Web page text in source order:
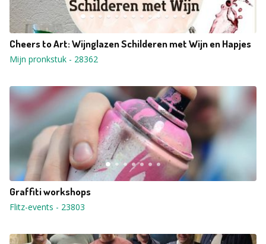
Cheers to Art: Wijnglazen Schilderen met Wijn en Hapjes
Mijn pronkstuk - 28362
Graffiti workshops
Flitz-events - 23803